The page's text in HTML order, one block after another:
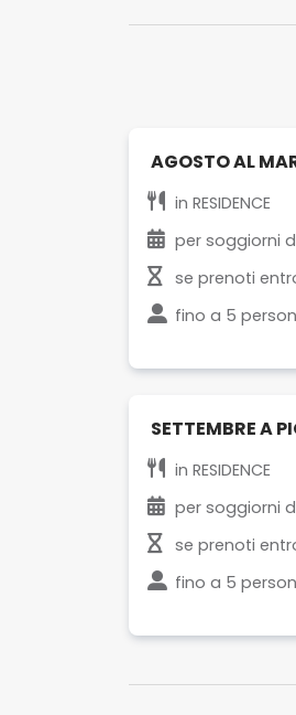
AGOSTO AL
in RESIDENCE
per soggiorni
se prenoti
fino a 5
SETTEMBRE A
in RESIDENCE
per soggiorni
se prenoti
fino a 5